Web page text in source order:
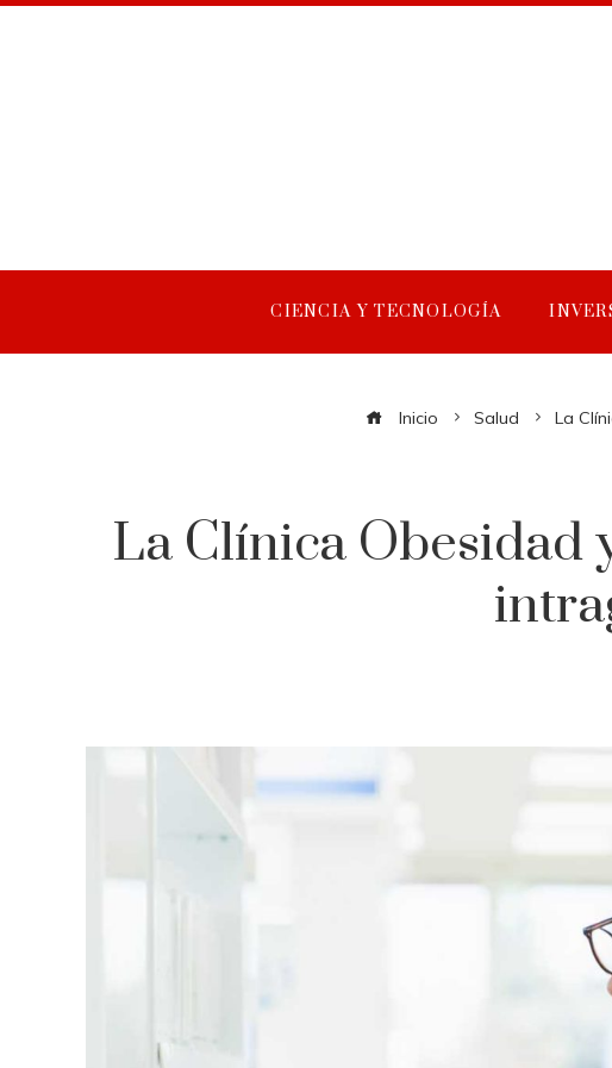
CIENCIA Y TECNOLOGÍA
Inicio Salud La
La Clínica Obesidad